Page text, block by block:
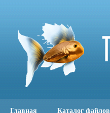
Главная Каталог файлов